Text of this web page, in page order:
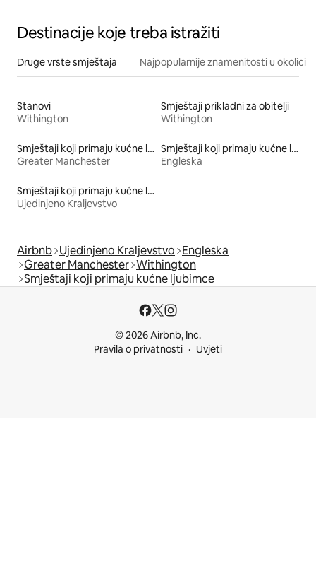
Destinacije koje treba istražiti
Druge vrste smještaja Najpopularnije znamenitosti u okolici
Stanovi
Withington
Smještaji prikladni za obitelji
Withington
Smještaji koji primaju kućne ljubimce
Greater Manchester
Smještaji koji primaju kućne ljubimce
Engleska
Smještaji koji primaju kućne ljubimce
Ujedinjeno Kraljevstvo
Airbnb Ujedinjeno Kraljevstvo Engleska
Greater Manchester Withington
Smještaji koji primaju kućne ljubimce
© 2026 Airbnb, Inc.
Pravila o privatnosti
Uvjeti